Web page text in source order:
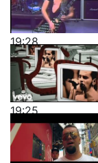
19:28
19:25